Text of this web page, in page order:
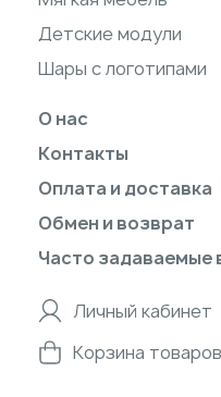
Детские модули
Шары с логотипами
О нас
Контакты
Оплата и доставка
Обмен и возврат
Часто задаваемые
Личный кабинет
Корзина товаров